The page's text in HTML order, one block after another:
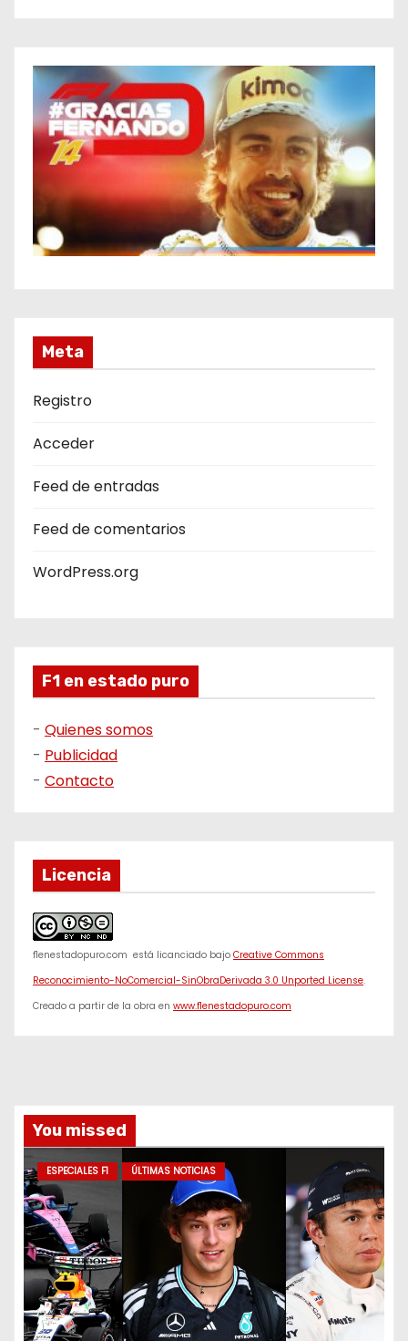
Meta
Registro
Acceder
Feed de entradas
Feed de comentarios
WordPress.org
F1 en estado puro
- Quienes somos
- Publicidad
- Contacto
Licencia
f1enestadopuro.com está licanciado bajo Creative Commons
Reconocimiento-NoComercial-SinObraDerivada 3.0 Unported License.
Creado a partir de la obra en www.f1enestadopuro.com
You missed
ESPECIALES F1 ÚLTIMAS NOTICIAS